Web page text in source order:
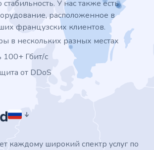
стабильность. У нас также есть
расположенное в
французских клиентов.
в нескольких разных местах
100+ Гбит/с
от DDoS
каждому широкий спектр услуг по